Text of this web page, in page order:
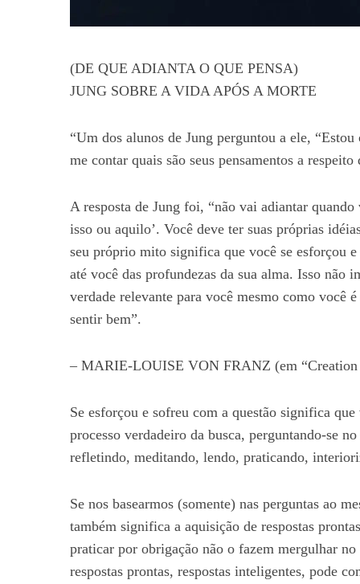
(DE QUE ADIANTA O QUE PENSA)
JUNG SOBRE A VIDA APÓS A MORTE
“Um dos alunos de Jung perguntou a ele,
me contar quais são seus pensamentos a
A resposta de Jung foi, “não vai adiantar
isso ou aquilo’. Você deve ter suas próprias
seu próprio mito significa que você se esforçou
até você das profundezas da sua alma. Isso não
verdade relevante para você mesmo como você
sentir bem”.
– MARIE-LOUISE VON FRANZ (em
Se esforçou e sofreu com a questão significa
processo verdadeiro da busca, perguntando-se
refletindo, meditando, lendo, praticando,
Se nos basearmos (somente) nas perguntas ao
também significa a aquisição de respostas
praticar por obrigação não o fazem mergulhar
respostas prontas, respostas inteligentes, pode